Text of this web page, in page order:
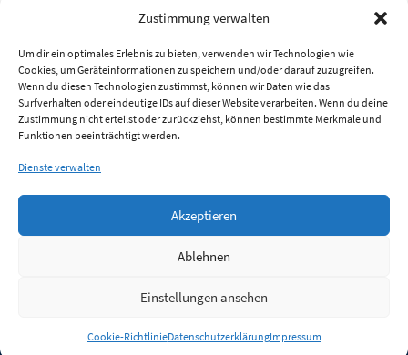
Zustimmung verwalten
Um dir ein optimales Erlebnis zu bieten, verwenden wir Technologien wie
Cookies, um Geräteinformationen zu speichern und/oder darauf zuzugreifen.
Wenn du diesen Technologien zustimmst, können wir Daten wie das
Surfverhalten oder eindeutige IDs auf dieser Website verarbeiten. Wenn du deine
Zustimmung nicht erteilst oder zurückziehst, können bestimmte Merkmale und
Funktionen beeinträchtigt werden.
Dienste verwalten
Akzeptieren
Ablehnen
Einstellungen ansehen
Cookie-RichtlinieDatenschutzerklärungImpressum
Anmelden
Jobs Partner FAQ Quellen